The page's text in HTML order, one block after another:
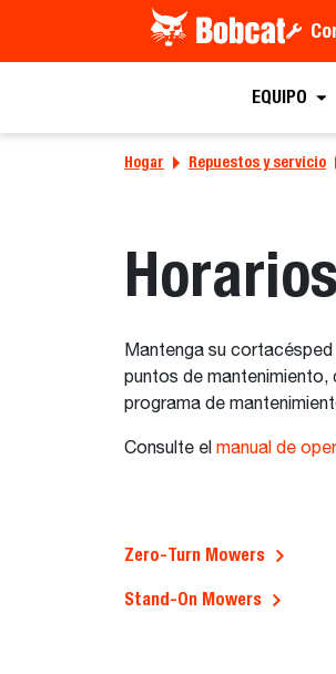
EQUIPO
Hogar Repuestos y servicio
Mantenga su
puntos de
programa de
Consulte el manual de
Zero-Turn Mowers
Stand-On Mowers